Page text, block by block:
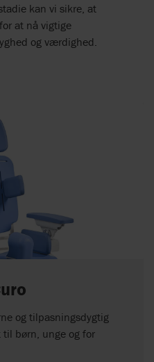
kan vi sikre, at
at nå vigtige
og værdighed.
og tilpasningsdygtig
børn, unge og for